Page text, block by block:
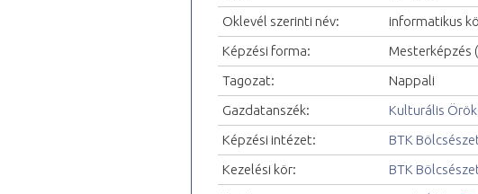
Oklevél szerinti név:
informatikus
Képzési forma:
Mesterképzés
Tagozat:
Nappali
Gazdatanszék:
Kulturális
Képzési intézet:
BTK
Kezelési kör:
BTK